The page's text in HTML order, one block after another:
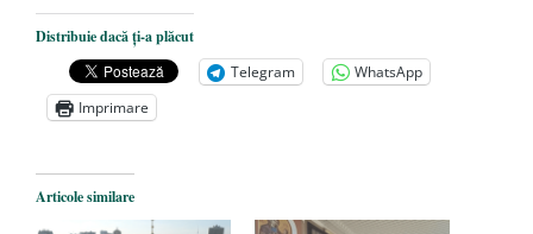
Dezvăluiri cutremurătoare despre
președintele Ucrainei, Volodymyr
Zelensky
- 13 mai 2026
Statul care servește Națiunea
Legea Vexler produce efecte. Bustul
poetului Octavian Goga, înlăturat din Iași
Distribuie dacă ți-a plăcut
Telegram
WhatsApp
Imprimare
Articole similare